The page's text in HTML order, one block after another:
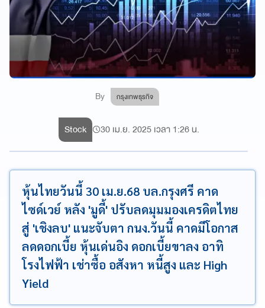
By กรุงเทพธุรกิจ
Stock 30 เม.ย. 2025 เวลา 1:26 น.
หุ้นไทยวันนี้ 30 เม.ย.68 บล.กรุงศรี คาด
ไซด์เวย์ หลัง 'มูดี้' ปรับลดมุมมองเครดิตไทย
สู่ 'เชิงลบ' แนะจับตา กนง.วันนี้ คาดมีโอกาส
ลดดอกเบี้ย หุ้นเด่นอิง ดอกเบี้ยขาลง อาทิ
โรงไฟฟ้า เช่าซื้อ อสังหา หนี้สูง และ High
Yield